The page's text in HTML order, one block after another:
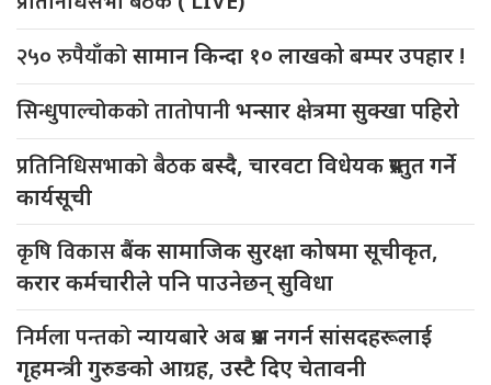
२५० रुपैयाँकोसामान किन्दा १० लाखको बम्पर उपहार !
सिन्धुपाल्चोकको तातोपानीभन्सार क्षेत्रमा सुक्खा पहिरो
प्रतिनिधिसभाको बैठकबस्दै, चारवटा विधेयक प्रस्तुत गर्ने
कार्यसूची
कृषि विकासबैंक सामाजिक सुरक्षा कोषमा सूचीकृत,
करार कर्मचारीले पनि पाउनेछन् सुविधा
निर्मला पन्तकोन्यायबारे अब प्रश्न नगर्न सांसदहरूलाई
गृहमन्त्री गुरुङको आग्रह, उस्टै दिए चेतावनी